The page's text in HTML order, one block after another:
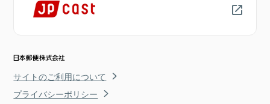
サイトのご利用について
プライバシーポリシー